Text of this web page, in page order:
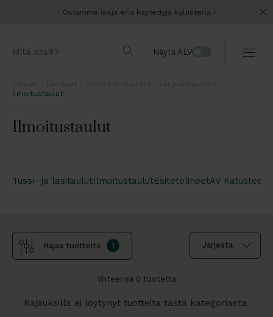
Ostamme isoja eriä käytettyjä kalusteita
Näytä ALV
Ilmoitustaulut
Ilmoitustaulut
Tussi- ja lasitaulutIlmoitustaulutEsitetelineetAV Kalusteet
Rajaa tuotteita
Yhteensä 0 tuotetta
Rajauksilla ei löytynyt tuotteita tästä kategoriasta.